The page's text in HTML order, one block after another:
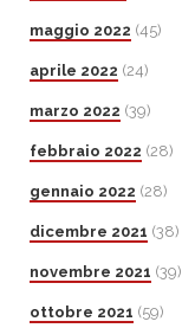
maggio 2022 (45)
aprile 2022 (24)
marzo 2022 (39)
febbraio 2022 (28)
gennaio 2022 (28)
dicembre 2021 (38)
novembre 2021 (39)
ottobre 2021 (59)